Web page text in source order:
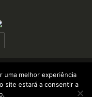
uma melhor experiência
site estará a consentir a